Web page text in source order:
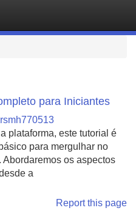
para Iniciantes
plataforma, este tutorial é
para mergulhar no
os aspectos
a
Report this page